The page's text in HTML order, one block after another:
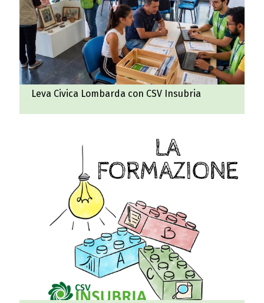
Leva Civica Lombarda con CSV Insubria